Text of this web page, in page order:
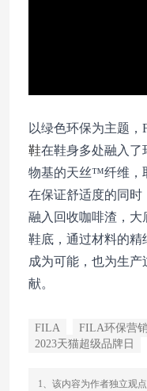
以绿色环保为主题
鞋在鞋身多处融入了
物基的天丝™纤维，
在保证舒适度的同时
融入回收咖啡渣，大
鞋底，通过材料的精
成为可能，也为生
献。
FILA FILA环保营销
2023天猫超级品牌日
1、该内容为作者独立观